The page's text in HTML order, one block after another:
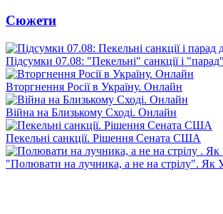
Сюжети
Підсумки 07.08: "Пекельні" санкції і
Вторгнення Росії в Україну. Онлайн
Війна на Близькому Сході. Онлайн
Пекельні санкції. Рішення Сената США
"Полювати на лучника, а не на стрілу". Як